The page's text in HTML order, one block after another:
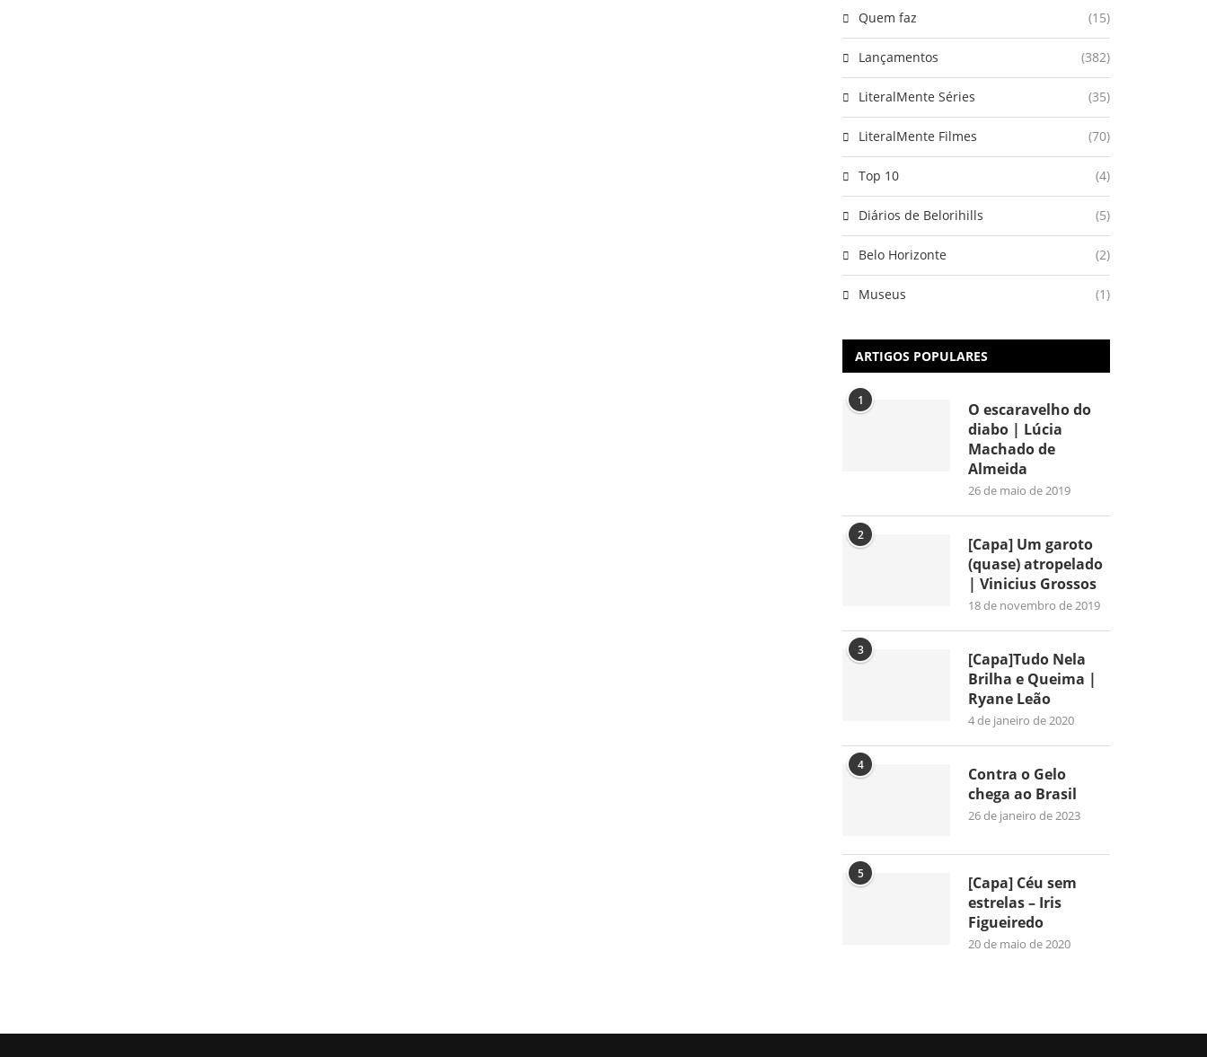
Quem faz (15)
Lançamentos (382)
LiteralMente Séries (35)
LiteralMente Filmes (70)
Top 10 (4)
Diários de Belorihills (5)
Belo Horizonte (2)
Museus (1)
ARTIGOS POPULARES
1
O escaravelho do
diabo | Lúcia
Machado de
Almeida
26 de maio de 2019
2
[Capa] Um garoto
(quase) atropelado
| Vinicius Grossos
18 de novembro de 2019
3
[Capa]Tudo Nela
Brilha e Queima |
Ryane Leão
4 de janeiro de 2020
4
Contra o Gelo
chega ao Brasil
26 de janeiro de 2023
5
[Capa] Céu sem
estrelas – Iris
Figueiredo
20 de maio de 2020